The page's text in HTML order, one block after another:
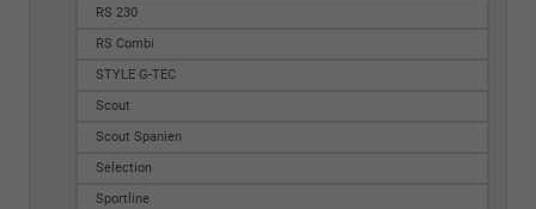
RS 230
RS Combi
STYLE G-TEC
Scout
Scout Spanien
Selection
Sportline